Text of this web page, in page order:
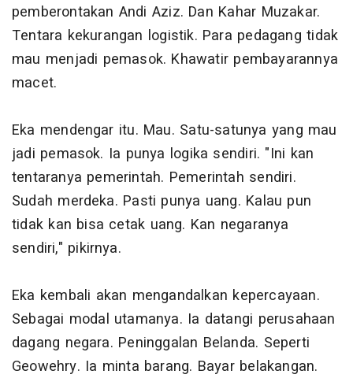
pemberontakan Andi Aziz. Dan Kahar Muzakar.
Tentara kekurangan logistik. Para pedagang tidak
mau menjadi pemasok. Khawatir pembayarannya
macet.
Eka mendengar itu. Mau. Satu-satunya yang mau
jadi pemasok. Ia punya logika sendiri. "Ini kan
tentaranya pemerintah. Pemerintah sendiri.
Sudah merdeka. Pasti punya uang. Kalau pun
tidak kan bisa cetak uang. Kan negaranya
sendiri," pikirnya.
Eka kembali akan mengandalkan kepercayaan.
Sebagai modal utamanya. Ia datangi perusahaan
dagang negara. Peninggalan Belanda. Seperti
Geowehry. Ia minta barang. Bayar belakangan.